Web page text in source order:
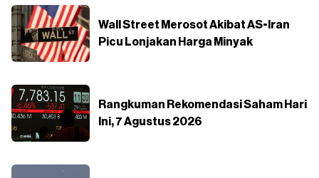
Wall Street Merosot Akibat AS-Iran
Picu Lonjakan Harga Minyak
Rangkuman Rekomendasi Saham Hari
Ini, 7 Agustus 2026